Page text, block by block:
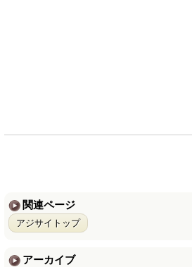
関連ページ
アジサイトップ
アーカイブ